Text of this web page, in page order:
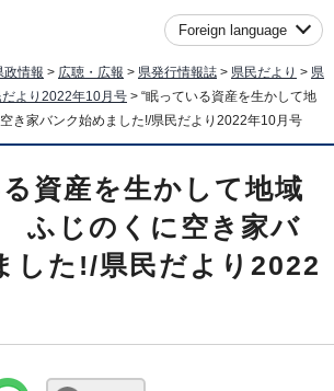
Foreign language
政情報 > 広聴・広報 > 県発行情報誌 > 県民だより > 県
だより2022年10月号 > “眠っている資産を生かして地
き家バンク始めました!/県民だより2022年10月号
資産を生かして地域
ふじのくに空き家バ
した!/県民だより2022